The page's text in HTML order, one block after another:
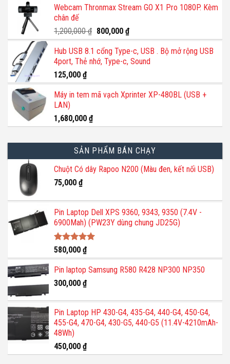
là:
tại
110,000 ₫.
Webcam Thronmax Stream GO X1 Pro 1080P. Kèm
chân đế
1,200,000₫ Giá
gốc
là:
1,200,000 ₫.
800,000 ₫Giá
hiện
tại
là:
Hub USB 8.1 cổng Type-c, USB . Bộ mở rộng USB
4port, Thẻ nhớ, Type-c, Sound
125,000 ₫
Máy in tem mã vạch Xprinter XP-480BL (USB +
LAN)
1,680,000 ₫
SẢN PHẨM BÁN CHẠY
Chuột Có dây Rapoo N200 (Màu đen, kết nối USB)
75,000 ₫
Pin Laptop Dell XPS 9360, 9343, 9350 (7.4V -
6900Mah) (PW23Y dùng chung JD25G)
Được xếp
hạng5.00
5 sao
580,000 ₫
Pin laptop Samsung R580 R428 NP300 NP350
300,000 ₫
Pin Laptop HP 430-G4, 435-G4, 440-G4, 450-G4,
455-G4, 470-G4, 430-G5, 440-G5 (11.4V-4210mAh-
48Wh)
450,000 ₫